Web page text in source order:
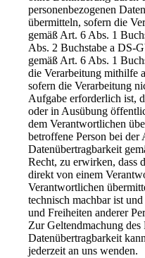
personenbezogenen
übermitteln, sofern die
gemäß Art. 6 Abs. 1
Abs. 2 Buchstabe a DS-
gemäß Art. 6 Abs. 1
die Verarbeitung mithilfe
sofern die Verarbeitung
Aufgabe erforderlich ist,
oder in Ausübung
dem Verantwortlichen
betroffene Person bei der
Datenübertragbarkeit
Recht, zu erwirken, dass
direkt von einem
Verantwortlichen
technisch machbar ist
und Freiheiten anderer
Zur Geltendmachung des
Datenübertragbarkeit
jederzeit an uns wenden.